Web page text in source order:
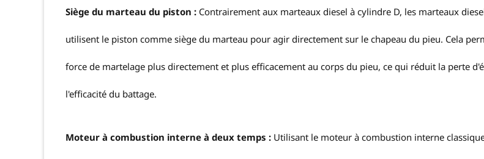
Siège du marteau du piston : Contrairement aux marteaux diesel à cylindre D, les marteaux
utilisent le piston comme siège du marteau pour agir directement sur le chapeau du pieu. Cela
force de martelage plus directement et plus efficacement au corps du pieu, ce qui réduit la perte
l'efficacité du battage.
Moteur à combustion interne à deux temps : Utilisant le moteur à combustion interne